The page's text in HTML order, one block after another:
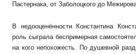
Пастернака, от Заболоцкого до
В недооценённости Константина
роль сыграла беспримерная
на кого непохожесть. По душевной